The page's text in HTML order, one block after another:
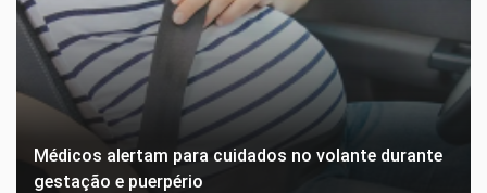
Médicos alertam para cuidados no volante durante
gestação e puerpério